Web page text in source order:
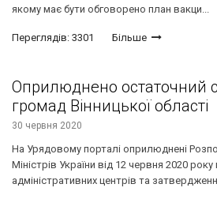
якому має бути обговорено план вакци...
Переглядів: 3301 Більше
Оприлюднено остаточний
громад Вінницької області
30 червня 2020
На Урядовому порталі оприлюднені
Міністрів України від 12 червня 2020
адміністративних центрів та